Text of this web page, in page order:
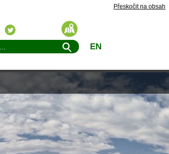
Přeskočit na obsah
EN